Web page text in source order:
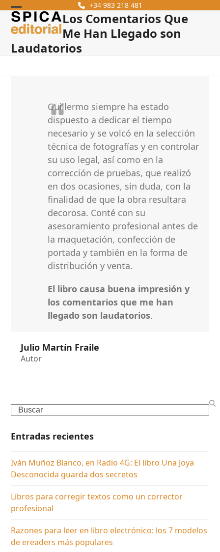
Skip
content
+34 983 218 481
Open
mobile
menu
Close
mobile
menu
Los Comentarios Que
Me Han Llegado son
Laudatorios
Guillermo siempre ha estado
dispuesto a dedicar el tiempo
necesario y se volcó en la selección
técnica de fotografías y en controlar
su uso legal, así como en la
corrección de pruebas, que realizó
en dos ocasiones, sin duda, con la
finalidad de que la obra resultara
decorosa. Conté con su
asesoramiento profesional antes de
la maquetación, confección de
portada y también en la forma de
distribución y venta.
El libro causa buena impresión y
los comentarios que me han
llegado son laudatorios.
Julio Martín Fraile
Autor
Search
Entradas recientes
Iván Muñoz Blanco, en Radio 4G: El libro Una Joya
Desconocida guarda dos secretos
Libros para corregir textos como un corrector
profesional
Razones para leer en libro electrónico: los 7 modelos
de ereaders más populares